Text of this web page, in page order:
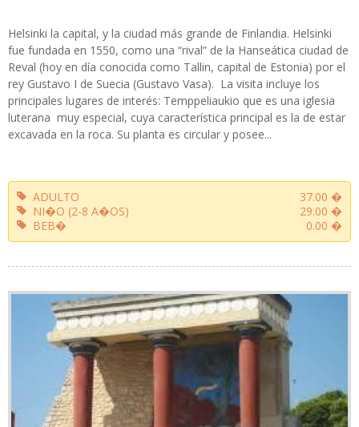
Helsinki la capital, y la ciudad más grande de Finlandia. Helsinki
fue fundada en 1550, como una “rival” de la Hanseática ciudad de
Reval (hoy en día conocida como Tallin, capital de Estonia) por el
rey Gustavo I de Suecia (Gustavo Vasa). La visita incluye los
principales lugares de interés: Temppeliaukio que es una iglesia
luterana muy especial, cuya característica principal es la de estar
excavada en la roca. Su planta es circular y posee...
ADULTO
37.00 �
NI�O (2-8 A�OS)
29.00 �
BEB�
0.00 �